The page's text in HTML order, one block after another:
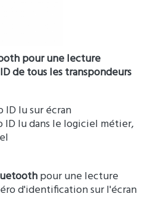
pour une lecture
de tous les transpondeurs
ID lu sur écran
ID lu dans le logiciel métier,
pour une lecture
d'identification sur l'écran